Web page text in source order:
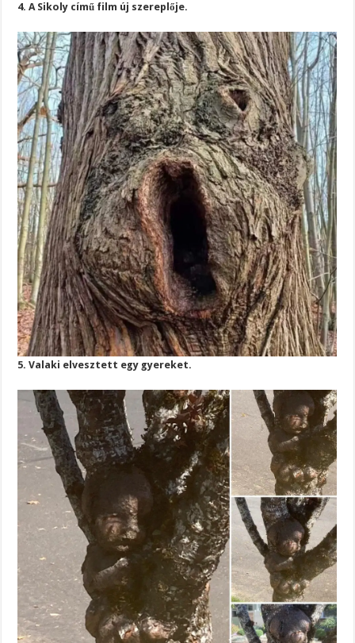
4. A Sikoly című film új szereplője.
5. Valaki elvesztett egy gyereket.